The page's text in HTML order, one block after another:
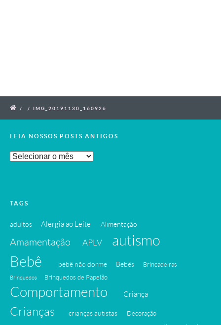
/ / IMG_20191130_160926
LEIA NOSSOS POSTS ANTIGOS
Leia
TAGS
adultos Alergia ao Leite Alimentação
Amamentação APLV
autismo
Bebê
bebê não dorme Bebês Brincadeiras
Brinquedos Brinquedos de Papelão
Comportamento Criança
Crianças crianças autistas Decoração